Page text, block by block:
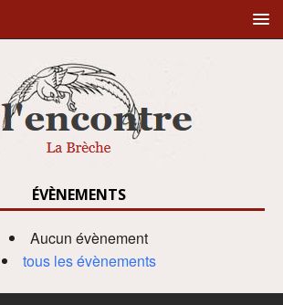
ÉVÈNEMENTS
Aucun évènement
tous les évènements